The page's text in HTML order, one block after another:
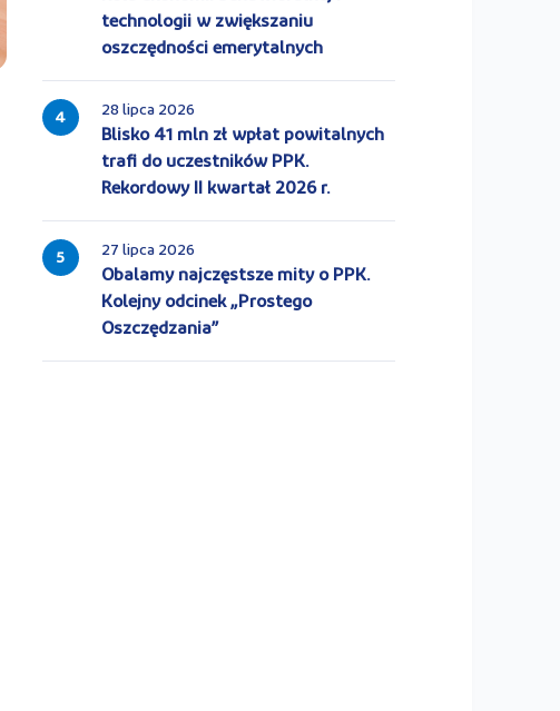
technologii w zwiększaniu
oszczędności emerytalnych
4 28 lipca 2026
Blisko 41 mln zł wpłat powitalnych
trafi do uczestników PPK.
Rekordowy II kwartał 2026 r.
5 27 lipca 2026
Obalamy najczęstsze mity o PPK.
Kolejny odcinek „Prostego
Oszczędzania”